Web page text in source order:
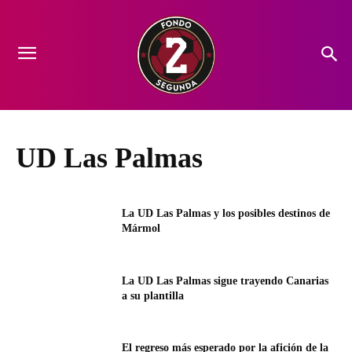
UD Las Palmas
La UD Las Palmas y los posibles destinos de
Mármol
La UD Las Palmas sigue trayendo Canarias
a su plantilla
El regreso más esperado por la afición de la